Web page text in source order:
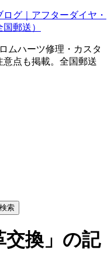
グ｜アフターダイヤ・
郵送）
ムハーツ修理・カスタ
意点も掲載。全国郵送
交換」の記